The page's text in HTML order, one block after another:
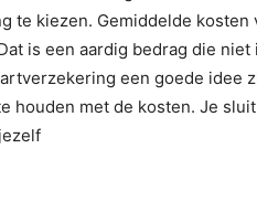
te kiezen. Gemiddelde
is een aardig bedrag die
een goede idee
houden met de kosten. Je